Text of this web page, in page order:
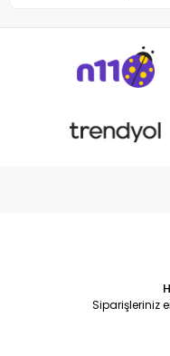
Siparişleriniz